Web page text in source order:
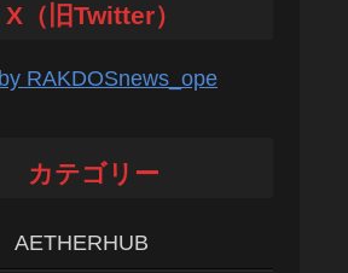
X（旧Twitter）
RAKDOSnews_ope
カテゴリー
AETHERHUB